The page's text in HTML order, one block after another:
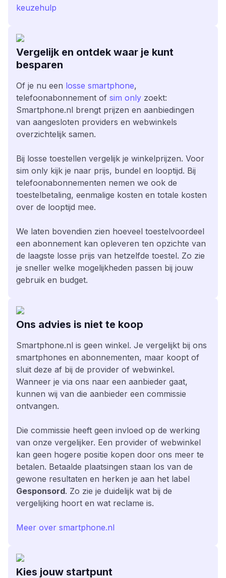
keuzehulp
Vergelijk en ontdek waar je kunt
besparen
Of je nu een losse smartphone,
telefoonabonnement of sim only zoekt:
Smartphone.nl brengt prijzen en aanbiedingen
van aangesloten providers en webwinkels
overzichtelijk samen.
Bij losse toestellen vergelijk je winkelprijzen. Voor
sim only kijk je naar prijs, bundel en looptijd. Bij
telefoonabonnementen nemen we ook de
toestelbetaling, eenmalige kosten en totale kosten
over de looptijd mee.
We laten bovendien zien hoeveel toestelvoordeel
een abonnement kan opleveren ten opzichte van
de laagste losse prijs van hetzelfde toestel. Zo zie
je sneller welke mogelijkheden passen bij jouw
gebruik en budget.
Ons advies is niet te koop
Smartphone.nl is geen winkel. Je vergelijkt bij ons
smartphones en abonnementen, maar koopt of
sluit deze af bij de provider of webwinkel.
Wanneer je via ons naar een aanbieder gaat,
kunnen wij van die aanbieder een commissie
ontvangen.
Die commissie heeft geen invloed op de werking
van onze vergelijker. Een provider of webwinkel
kan geen hogere positie kopen door ons meer te
betalen. Betaalde plaatsingen staan los van de
gewone resultaten en herken je aan het label
Gesponsord. Zo zie je duidelijk wat bij de
vergelijking hoort en wat reclame is.
Meer over smartphone.nl
Kies jouw startpunt